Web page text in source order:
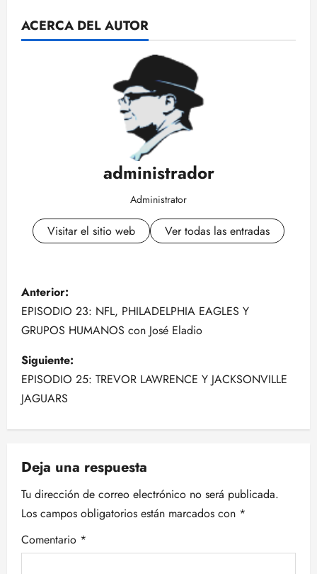
ACERCA DEL AUTOR
administrador
Administrator
Visitar el sitio web Ver todas las entradas
N
a
v
e
g
a
c
i
ó
n
Anterior:
EPISODIO 23: NFL, PHILADELPHIA EAGLES Y
GRUPOS HUMANOS con José Eladio
Siguiente:
EPISODIO 25: TREVOR LAWRENCE Y JACKSONVILLE
JAGUARS
Deja una respuesta
Tu dirección de correo electrónico no será publicada.
Los campos obligatorios están marcados con *
Comentario *